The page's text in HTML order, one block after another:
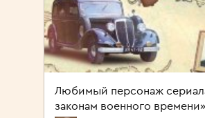
Любимый персонаж
законам военного времени»